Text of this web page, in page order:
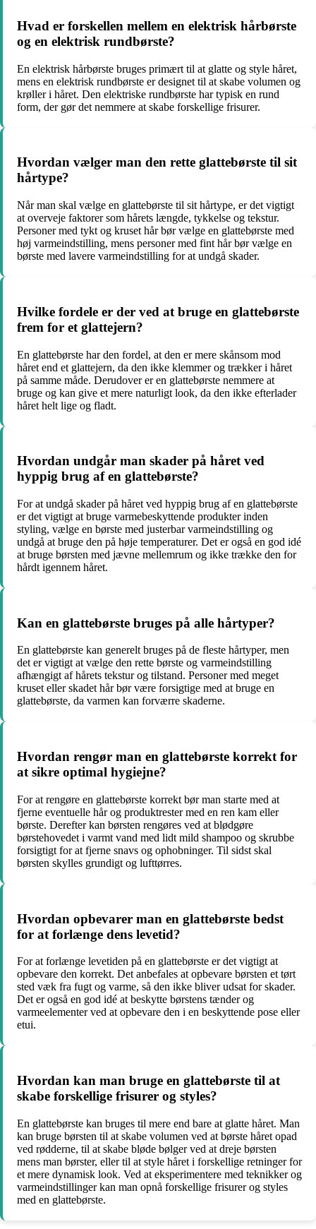
Hvad er forskellen mellem en elektrisk hårbørste
og en elektrisk rundbørste?
En elektrisk hårbørste bruges primært til at glatte og style håret,
mens en elektrisk rundbørste er designet til at skabe volumen og
krøller i håret. Den elektriske rundbørste har typisk en rund
form, der gør det nemmere at skabe forskellige frisurer.
Hvordan vælger man den rette glattebørste til sit
hårtype?
Når man skal vælge en glattebørste til sit hårtype, er det vigtigt
at overveje faktorer som hårets længde, tykkelse og tekstur.
Personer med tykt og kruset hår bør vælge en glattebørste med
høj varmeindstilling, mens personer med fint hår bør vælge en
børste med lavere varmeindstilling for at undgå skader.
Hvilke fordele er der ved at bruge en glattebørste
frem for et glattejern?
En glattebørste har den fordel, at den er mere skånsom mod
håret end et glattejern, da den ikke klemmer og trækker i håret
på samme måde. Derudover er en glattebørste nemmere at
bruge og kan give et mere naturligt look, da den ikke efterlader
håret helt lige og fladt.
Hvordan undgår man skader på håret ved
hyppig brug af en glattebørste?
For at undgå skader på håret ved hyppig brug af en glattebørste
er det vigtigt at bruge varmebeskyttende produkter inden
styling, vælge en børste med justerbar varmeindstilling og
undgå at bruge den på høje temperaturer. Det er også en god idé
at bruge børsten med jævne mellemrum og ikke trække den for
hårdt igennem håret.
Kan en glattebørste bruges på alle hårtyper?
En glattebørste kan generelt bruges på de fleste hårtyper, men
det er vigtigt at vælge den rette børste og varmeindstilling
afhængigt af hårets tekstur og tilstand. Personer med meget
kruset eller skadet hår bør være forsigtige med at bruge en
glattebørste, da varmen kan forværre skaderne.
Hvordan rengør man en glattebørste korrekt for
at sikre optimal hygiejne?
For at rengøre en glattebørste korrekt bør man starte med at
fjerne eventuelle hår og produktrester med en ren kam eller
børste. Derefter kan børsten rengøres ved at blødgøre
børstehovedet i varmt vand med lidt mild shampoo og skrubbe
forsigtigt for at fjerne snavs og ophobninger. Til sidst skal
børsten skylles grundigt og lufttørres.
Hvordan opbevarer man en glattebørste bedst
for at forlænge dens levetid?
For at forlænge levetiden på en glattebørste er det vigtigt at
opbevare den korrekt. Det anbefales at opbevare børsten et tørt
sted væk fra fugt og varme, så den ikke bliver udsat for skader.
Det er også en god idé at beskytte børstens tænder og
varmeelementer ved at opbevare den i en beskyttende pose eller
etui.
Hvordan kan man bruge en glattebørste til at
skabe forskellige frisurer og styles?
En glattebørste kan bruges til mere end bare at glatte håret. Man
kan bruge børsten til at skabe volumen ved at børste håret opad
ved rødderne, til at skabe bløde bølger ved at dreje børsten
mens man børster, eller til at style håret i forskellige retninger for
et mere dynamisk look. Ved at eksperimentere med teknikker og
varmeindstillinger kan man opnå forskellige frisurer og styles
med en glattebørste.